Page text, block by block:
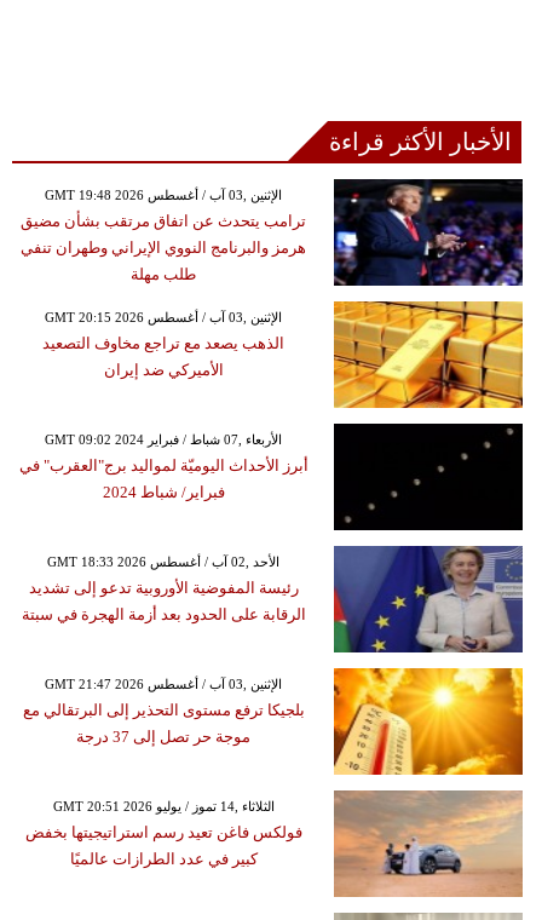
الأخبار الأكثر قراءة
GMT 19:48 2026 الإثنين ,03 آب / أغسطس
ترامب يتحدث عن اتفاق مرتقب بشأن مضيق
هرمز والبرنامج النووي الإيراني وطهران تنفي
طلب مهلة
GMT 20:15 2026 الإثنين ,03 آب / أغسطس
الذهب يصعد مع تراجع مخاوف التصعيد
الأميركي ضد إيران
GMT 09:02 2024 الأربعاء ,07 شباط / فبراير
أبرز الأحداث اليوميّة لمواليد برج"العقرب" في
فبراير/ شباط 2024
GMT 18:33 2026 الأحد ,02 آب / أغسطس
رئيسة المفوضية الأوروبية تدعو إلى تشديد
الرقابة على الحدود بعد أزمة الهجرة في سبتة
GMT 21:47 2026 الإثنين ,03 آب / أغسطس
بلجيكا ترفع مستوى التحذير إلى البرتقالي مع
موجة حر تصل إلى 37 درجة
GMT 20:51 2026 الثلاثاء ,14 تموز / يوليو
فولكس فاغن تعيد رسم استراتيجيتها بخفض
كبير في عدد الطرازات عالميًا